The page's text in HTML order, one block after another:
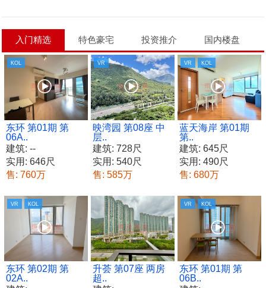
入门精选 特色豪宅 投资推介 国内楼盘
KOL
东环 第01期 第
06A..
建筑: --
实用: 646尺
售: 760万
VR
映湾园 第08座 中
层..
建筑: 728尺
实用: 540尺
售: 585万
VR KOL
蓝天海岸 第01期
第..
建筑: 645尺
实用: 490尺
售: 680万
VR KOL
东环 第02期 第
02A..
升荟 第07座 两房
超..
VR KOL
东环 第01期 第
06B..